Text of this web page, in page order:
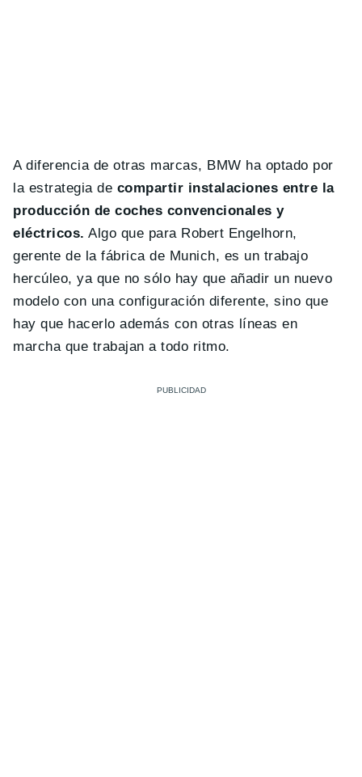
A diferencia de otras marcas, BMW ha optado por
la estrategia de compartir instalaciones entre la
producción de coches convencionales y
eléctricos. Algo que para Robert Engelhorn,
gerente de la fábrica de Munich, es un trabajo
hercúleo, ya que no sólo hay que añadir un nuevo
modelo con una configuración diferente, sino que
hay que hacerlo además con otras líneas en
marcha que trabajan a todo ritmo.